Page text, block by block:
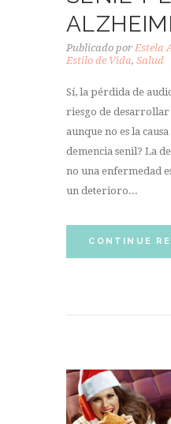
Publicado por Estela
Estilo de Vida, Salud
Sí, la pérdida de
riesgo de
aunque no es la
demencia senil? La
no una enfermedad
un deterioro...
CONTINUE